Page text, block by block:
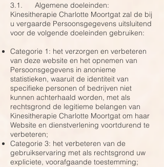
3.1. Algemene doeleinden:
Kinesitherapie Charlotte Moortgat zal de bij
u vergaarde Persoonsgegevens uitsluitend
voor de volgende doeleinden gebruiken:
Categorie 1: het verzorgen en verbeteren
van deze website en het opnemen van
Persoonsgegevens in anonieme
statistieken, waaruit de identiteit van
specifieke personen of bedrijven niet
kunnen achterhaald worden, met als
rechtsgrond de legitieme belangen van
Kinesitherapie Charlotte Moortgat om haar
Website en dienstverlening voortdurend te
verbeteren;
Categorie 3: het verbeteren van de
gebruikservaring met als rechtsgrond uw
expliciete, voorafgaande toestemming;